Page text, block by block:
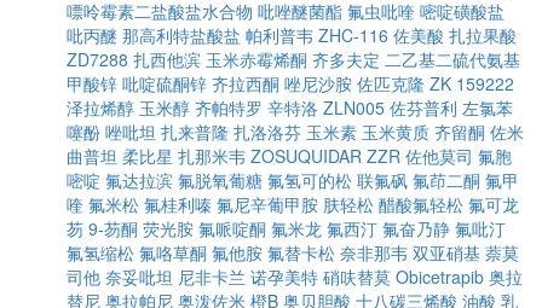
嘌呤霉素二盐酸盐水合物 吡唑醚菌酯 氟虫吡喹 嘧啶磺酸盐
吡丙醚 那高利特盐酸盐 帕利普韦 ZHC-116 佐美酸 扎拉果酸
ZD7288 扎西他滨 玉米赤霉烯酮 齐多夫定 二乙基二硫代氨基
甲酸锌 吡啶硫酮锌 齐拉西酮 唑尼沙胺 佐匹克隆 ZK 159222
泽拉烯醇 玉米醇 齐帕特罗 辛特洛 ZLN005 佐芬普利 左氯苯
噻酚 唑吡坦 扎来普隆 扎洛洛芬 玉米素 玉米黄质 齐留酮 佐米
曲普坦 柔比星 扎那米韦 ZOSUQUIDAR ZZR 佐他莫司 氟胞
嘧啶 氟达拉滨 氟脱氧葡糖 氟氢可的松 联氟砜 氟茚二酮 氟甲
喹 氟米松 氟桂利嗪 氟尼辛葡甲胺 肤轻松 醋酸氟轻松 氟可龙
芴 9-芴酮 荧光胺 氟哌啶酮 氟米龙 氟西汀 氟奋乃静 氟吡汀
氟氢缩松 氟咯草酮 氟他胺 氟替卡松 奈非那韦 双亚硝基 萘莫
司他 奈妥吡坦 尼非卡兰 诺孕美特 硝呋替莫 Obicetrapib 奥拉
替尼 奥拉帕尼 奥泼佐米 橙B 奥贝胆酸 十八碳三烯酸 油酸 乳